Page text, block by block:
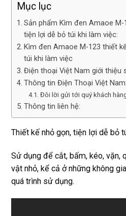
Mục lục
Sản phẩm Kìm đen Amaoe
tiện lợi dễ bỏ túi khi làm việc:
Kìm đen Amaoe M-123 thiết
túi khi làm việc
Điện thoại Việt Nam giới thiệu
Thông tin Điện Thoại Việt Nam:
Đôi lời gửi tới quý khách
Thông tin liên hệ:
Thiết kế nhỏ gọn, tiện lợi dễ bỏ
Sử dụng để cắt, bấm, kéo, vặn,
vật nhỏ, kể cả ở những không
quá trình sử dụng.